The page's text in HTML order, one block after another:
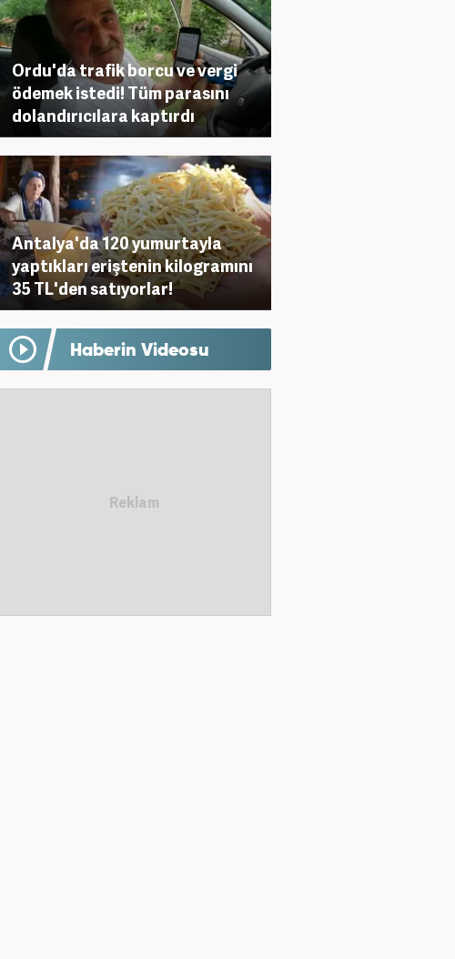
Ordu'da trafik borcu ve vergi
ödemek istedi! Tüm parasını
dolandırıcılara kaptırdı
Antalya'da 120 yumurtayla
yaptıkları eriştenin kilogramını
35 TL'den satıyorlar!
Haberin Videosu